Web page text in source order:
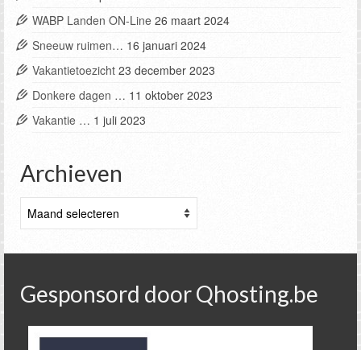
WABP Landen ON-Line 26 maart 2024
Sneeuw ruimen… 16 januari 2024
Vakantietoezicht 23 december 2023
Donkere dagen … 11 oktober 2023
Vakantie … 1 juli 2023
Archieven
Gesponsord door Qhosting.be